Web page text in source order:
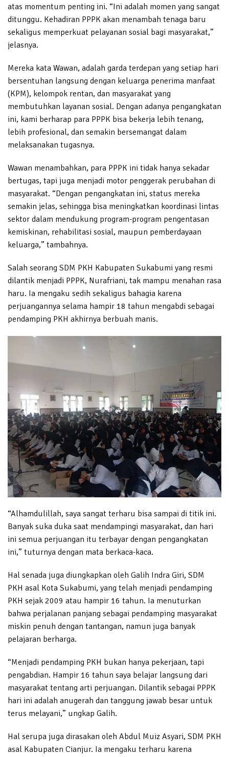
atas momentum penting ini. “Ini adalah momen yang sangat
ditunggu. Kehadiran PPPK akan menambah tenaga baru
sekaligus memperkuat pelayanan sosial bagi masyarakat,”
jelasnya.
Mereka kata Wawan, adalah garda terdepan yang setiap hari
bersentuhan langsung dengan keluarga penerima manfaat
(KPM), kelompok rentan, dan masyarakat yang
membutuhkan layanan sosial. Dengan adanya pengangkatan
ini, kami berharap para PPPK bisa bekerja lebih tenang,
lebih profesional, dan semakin bersemangat dalam
melaksanakan tugasnya.
Wawan menambahkan, para PPPK ini tidak hanya sekadar
bertugas, tapi juga menjadi motor penggerak perubahan di
masyarakat. “Dengan pengangkatan ini, status mereka
semakin jelas, sehingga bisa meningkatkan koordinasi lintas
sektor dalam mendukung program-program pengentasan
kemiskinan, rehabilitasi sosial, maupun pemberdayaan
keluarga,” tambahnya.
Salah seorang SDM PKH Kabupaten Sukabumi yang resmi
dilantik menjadi PPPK, Nurafriani, tak mampu menahan rasa
haru. Ia mengaku sedih sekaligus bahagia karena
perjuangannya selama hampir 18 tahun mengabdi sebagai
pendamping PKH akhirnya berbuah manis.
“Alhamdulillah, saya sangat terharu bisa sampai di titik ini.
Banyak suka duka saat mendampingi masyarakat, dan hari
ini semua perjuangan itu terbayar dengan pengangkatan
ini,” tuturnya dengan mata berkaca-kaca.
Hal senada juga diungkapkan oleh Galih Indra Giri, SDM
PKH asal Kota Sukabumi, yang telah menjadi pendamping
PKH sejak 2009 atau hampir 16 tahun. Ia menuturkan
bahwa perjalanan panjang sebagai pendamping masyarakat
miskin penuh dengan tantangan, namun juga banyak
pelajaran berharga.
“Menjadi pendamping PKH bukan hanya pekerjaan, tapi
pengabdian. Hampir 16 tahun saya belajar langsung dari
masyarakat tentang arti perjuangan. Dilantik sebagai PPPK
hari ini adalah anugerah dan tanggung jawab besar untuk
terus melayani,” ungkap Galih.
Hal serupa juga dirasakan oleh Abdul Muiz Asyari, SDM PKH
asal Kabupaten Cianjur. Ia mengaku terharu karena